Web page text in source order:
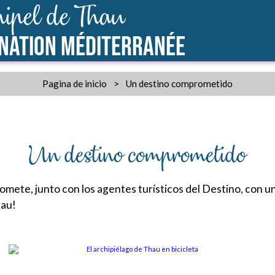
de Thau
MÉDITERRANÉE
Pagina de inicio > Un destino comprometido
Un destino comprometido
junto con los agentes turísticos del Destino, con